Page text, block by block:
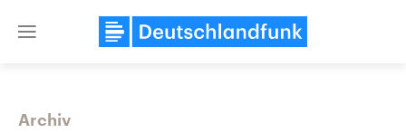
Close
Archiv